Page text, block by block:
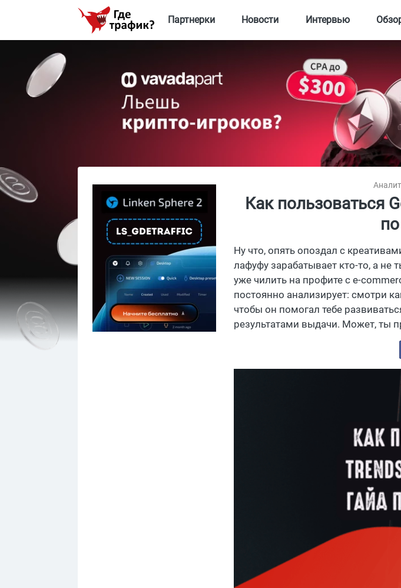
Партнерки Новости Интервью
Как пользоваться
Ну что, опять опоздал с
лафуфу зарабатывает кто-то, а
уже чилить на профите с e-
постоянно анализирует: смотри
чтобы он помогал тебе
результатами выдачи. Может, ты